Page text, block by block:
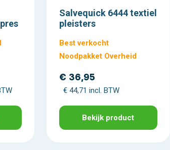
Salvequick 6444 textiel
pleisters
Best verkocht
Noodpakket Overheid
€ 36,95
€ 44,71 incl. BTW
Bekijk product